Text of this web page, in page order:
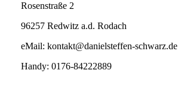
Rosenstraße 2
96257 Redwitz a.d. Rodach
eMail: kontakt@danielsteffen-schwarz.de
Handy: 0176-84222889